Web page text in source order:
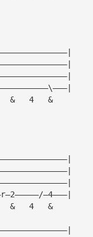
&   4   &
—4———|
&   4   &